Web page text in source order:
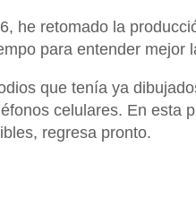
he retomado la
para entender mejor
que tenía ya
celulares. En esta
regresa pronto.